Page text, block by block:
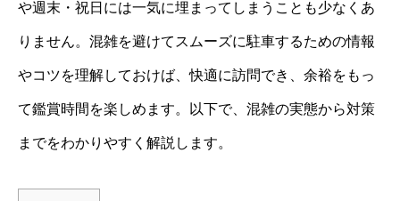
や週末・祝日には一気に埋まってしまうことも少なくあ
りません。混雑を避けてスムーズに駐車するための情報
やコツを理解しておけば、快適に訪問でき、余裕をもっ
て鑑賞時間を楽しめます。以下で、混雑の実態から対策
までをわかりやすく解説します。